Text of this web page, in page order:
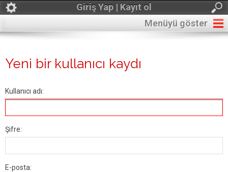
Giriş Yap | Kayıt ol
Menüyü göster
Yeni bir kullanıcı kaydı
Kullanıcı adı:
Şifre:
E-posta: